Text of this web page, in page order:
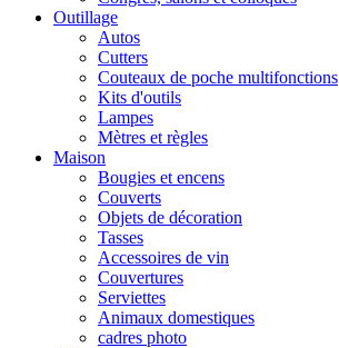
Outillage
Autos
Cutters
Couteaux de poche multifonctions
Kits d'outils
Lampes
Mètres et règles
Maison
Bougies et encens
Couverts
Objets de décoration
Tasses
Accessoires de vin
Couvertures
Serviettes
Animaux domestiques
cadres photo